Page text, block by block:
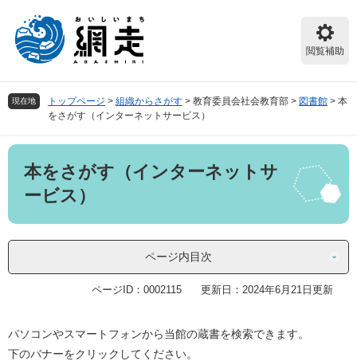
頭
で
飛
ば
閲覧補助
現在地 トップページ > 組織からさがす > 教育委員会社会教育部 > 図書館 > 本
をさがす（インターネットサービス）
本
本をさがす（インターネットサ
ービス）
ページ内目次
ページID：0002115 更新日：2024年6月21日更新
パソコンやスマートフォンから当館の蔵書を検索できます。
下のバナーをクリックしてください。